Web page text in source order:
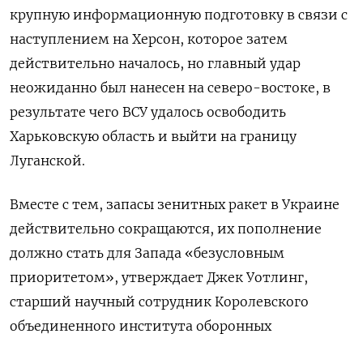
крупную информационную подготовку в связи с
наступлением на Херсон, которое затем
действительно началось, но главный удар
неожиданно был нанесен на северо-востоке, в
результате чего ВСУ удалось освободить
Харьковскую область и выйти на границу
Луганской.
Вместе с тем, запасы зенитных ракет в Украине
действительно сокращаются, их пополнение
должно стать для Запада «безусловным
приоритетом», утверждает Джек Уотлинг,
старший научный сотрудник Королевского
объединенного института оборонных